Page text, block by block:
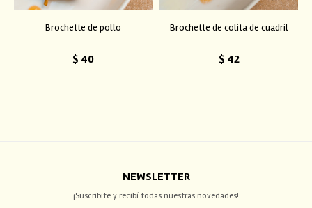
Brochette de pollo
$ 40
Brochette de colita de cuadril
$ 42
NEWSLETTER
¡Suscribite y recibí todas nuestras novedades!